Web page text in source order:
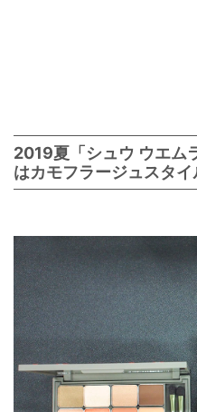
2019夏「シュウ ウエ
はカモフラージュスタイ